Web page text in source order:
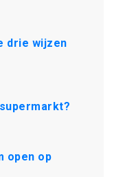
drie wijzen
open op